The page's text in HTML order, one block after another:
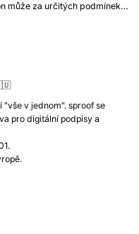
může za určitých podmínek…
v jednom". sproof se
pro digitální podpisy a